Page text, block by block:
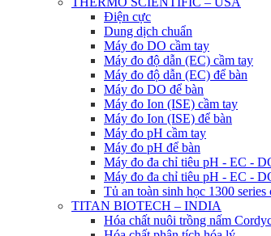
Điện cực
Dung dịch chuẩn
Máy đo DO cầm tay
Máy đo độ dẫn (EC) cầm tay
Máy đo độ dẫn (EC) để bàn
Máy đo DO để bàn
Máy đo Ion (ISE) cầm tay
Máy đo Ion (ISE) để bàn
Máy đo pH cầm tay
Máy đo pH để bàn
Máy đo đa chỉ tiêu pH - EC -
Máy đo đa chỉ tiêu pH - EC -
Tủ an toàn sinh học 1300 series
TITAN BIOTECH – INDIA
Hóa chất nuôi trồng nấm